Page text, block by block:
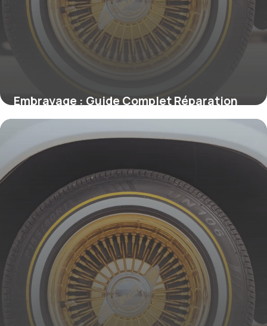
Embrayage : Guide Complet Réparation
2026
6 juin 2026